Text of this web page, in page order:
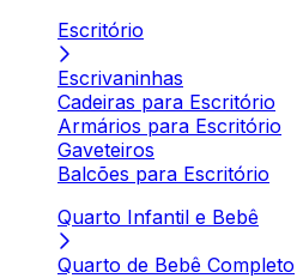
Escritório
Escrivaninhas
Cadeiras para Escritório
Armários para Escritório
Gaveteiros
Balcões para Escritório
Quarto Infantil e Bebê
Quarto de Bebê Completo